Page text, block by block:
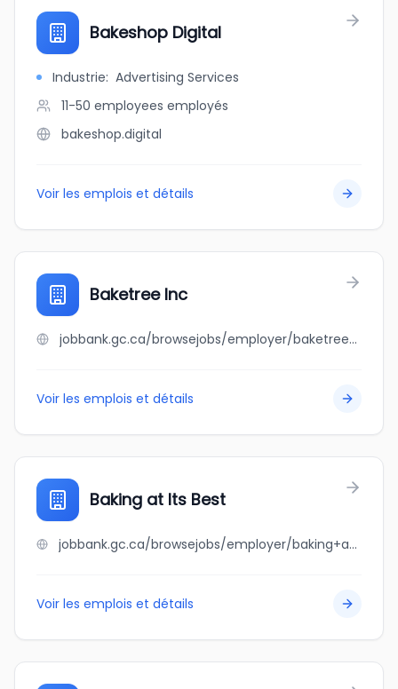
Bakeshop Digital
Industrie: Advertising Services
11-50 employees employés
bakeshop.digital
Voir les emplois et détails
Baketree Inc
jobbank.gc.ca/browsejobs/employer/baketree+inc/ca
Voir les emplois et détails
Baking at Its Best
jobbank.gc.ca/browsejobs/employer/baking+at+its+best/ca
Voir les emplois et détails